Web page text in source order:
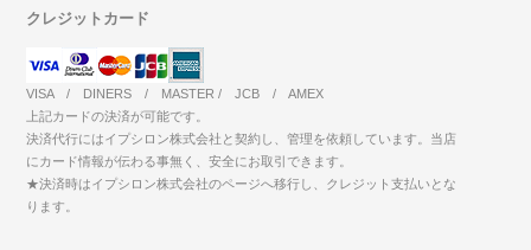
クレジットカード
VISA / DINERS / MASTER / JCB / AMEX
上記カードの決済が可能です。
決済代行にはイプシロン株式会社と契約し、管理を依頼しています。当店
にカード情報が伝わる事無く、安全にお取引できます。
★決済時はイプシロン株式会社のページへ移行し、クレジット支払いとな
ります。